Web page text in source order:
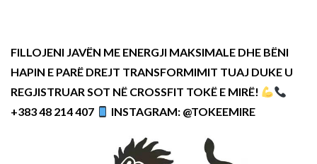
FILLOJENI JAVËN ME ENERGJI MAKSIMALE DHE BËNI
HAPIN E PARË DREJT TRANSFORMIMIT TUAJ DUKE U
REGJISTRUAR SOT NË CROSSFIT TOKË E MIRË!
+383 48 214 407
INSTAGRAM: @TOKEEMIRE